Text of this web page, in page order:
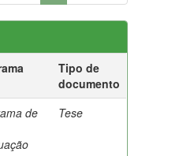
Tipo de
documento
de
Tese